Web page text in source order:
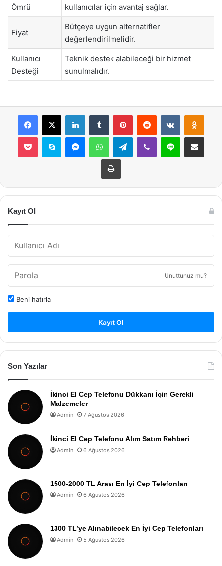
Ömrü
kullanıcılar için avantaj sağlar.
Fiyat
Bütçeye uygun alternatifler
değerlendirilmelidir.
Kullanıcı
Desteği
Teknik destek alabileceği bir hizmet
sunulmalıdır.
Facebook
X LinkedInTumblr PinterestReddit VKontakte
Pocket Skype MessengerWhatsAppTelegramViber Line E-Posta ile
Yazdır
Kayıt Ol
Unuttunuz mu?
Beni hatırla
Kayıt Ol
Son Yazılar
İkinci El Cep Telefonu Dükkanı İçin Gerekli
Malzemeler
Admin 7 Ağustos 2026
İkinci El Cep Telefonu Alım Satım Rehberi
Admin 6 Ağustos 2026
1500-2000 TL Arası En İyi Cep Telefonları
Admin 6 Ağustos 2026
1300 TL’ye Alınabilecek En İyi Cep Telefonları
Admin 5 Ağustos 2026